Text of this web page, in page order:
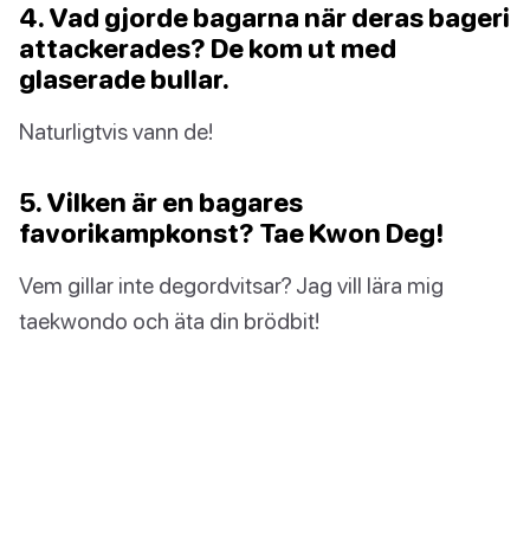
4. Vad gjorde bagarna när deras bageri
attackerades? De kom ut med
glaserade bullar.
Naturligtvis vann de!
5. Vilken är en bagares
favorikampkonst? Tae Kwon Deg!
Vem gillar inte degordvitsar? Jag vill lära mig
taekwondo och äta din brödbit!